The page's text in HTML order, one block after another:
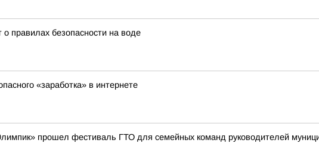
правилах безопасности на воде
«заработка» в интернете
прошел фестиваль ГТО для семейных команд руководителей